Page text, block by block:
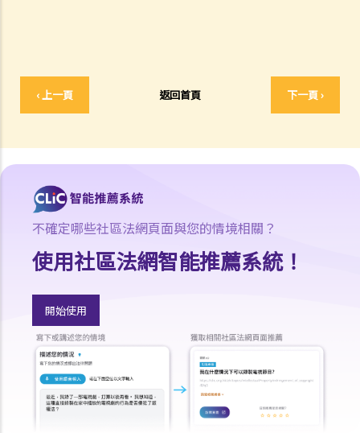
‹ 上一頁 返回首頁 下一頁 ›
5. 抗辯書
7. 屬實申述
8. 委託專家擬備報告的守則
9. 核對表評檢及案件管理問卷
10. 案件管理會議
11. 審訊前的覆核
就人身傷害提出申索，是否存在時限？
涉及非致命意外的申索
若我因人身傷害提出申索，可否申請法律援助？
法律援助
法律援助輔助計劃
香港律師會大埔火災緊急免費法律諮詢熱線
不確定哪些社區法網頁面與您的情境相關？
使用社區法網智能推薦系統！
開始使用